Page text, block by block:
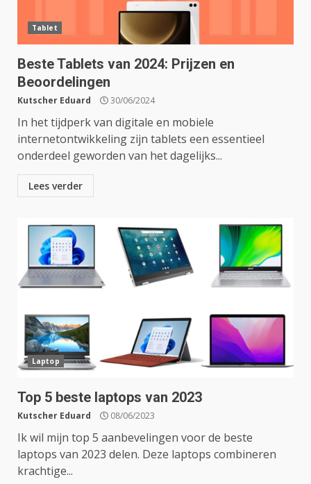
Tablet
Beste Tablets van 2024: Prijzen en
Beoordelingen
Kutscher Eduard 30/06/2024
In het tijdperk van digitale en mobiele
internetontwikkeling zijn tablets een essentieel
onderdeel geworden van het dagelijks...
Lees verder
Laptop
Top 5 beste laptops van 2023
Kutscher Eduard 08/06/2023
Ik wil mijn top 5 aanbevelingen voor de beste
laptops van 2023 delen. Deze laptops combineren
krachtige...